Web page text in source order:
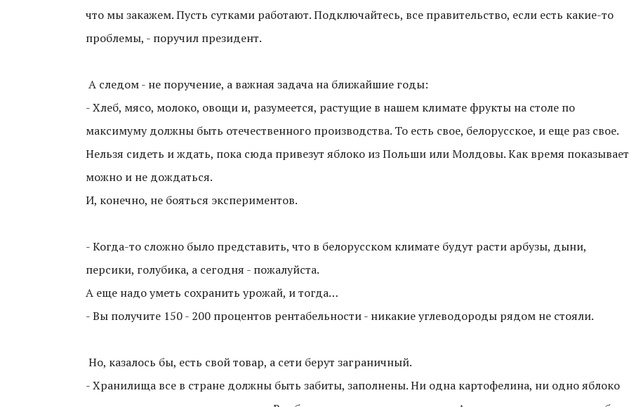
что мы закажем. Пусть сутками работают. Подключайтесь, все правительство, если есть какие-то
проблемы, - поручил президент.
А следом - не поручение, а важная задача на ближайшие годы:
- Хлеб, мясо, молоко, овощи и, разумеется, растущие в нашем климате фрукты на столе по
максимуму должны быть отечественного производства. То есть свое, белорусское, и еще раз свое.
Нельзя сидеть и ждать, пока сюда привезут яблоко из Польши или Молдовы. Как время
можно и не дождаться.
И, конечно, не бояться экспериментов.
- Когда-то сложно было представить, что в белорусском климате будут расти арбузы, дыни,
персики, голубика, а сегодня - пожалуйста.
А еще надо уметь сохранить урожай, и тогда…
- Вы получите 150 - 200 процентов рентабельности - никакие углеводороды рядом не стояли.
Но, казалось бы, есть свой товар, а сети берут заграничный.
- Хранилища все в стране должны быть забиты, заполнены. Ни одна картофелина, ни одно яблоко